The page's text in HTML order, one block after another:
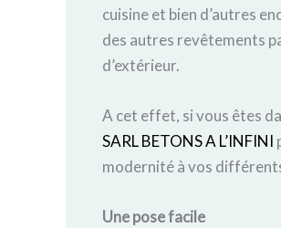
cuisine et bien d’autres
des autres revêtements
d’extérieur.
A cet effet, si vous êtes
SARL BETONS A L’INFINI
modernité à vos
Une pose facile